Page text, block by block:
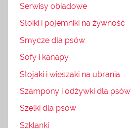
Serwisy obiadowe
Słoiki i pojemniki na żywność
Smycze dla psów
Sofy i kanapy
Stojaki i wieszaki na ubrania
Szampony i odżywki dla psów
Szelki dla psów
Szklanki